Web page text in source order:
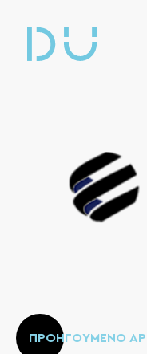
ΠΡΟΗΓΟΥΜΕΝΟ